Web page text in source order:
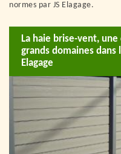
normes par JS Elagage.
La haie brise-vent,
grands domaines dans
Elagage